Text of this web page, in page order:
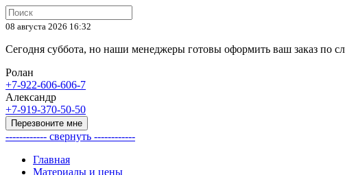
08 августа 2026 16:32
Сегодня суббота, но наши менеджеры готовы оформить ваш заказ по
Ролан
+7-922-606-606-7
Александр
+7-919-370-50-50
Перезвоните мне
------------ свернуть ------------
Главная
Материалы и цены